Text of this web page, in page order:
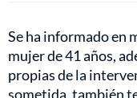
Se ha informado en
mujer de 41 años,
propias de la
sometida, también